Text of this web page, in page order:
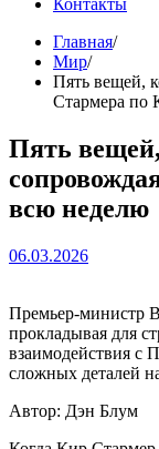
Контакты
Главная
Мир
Пять вещей,
Стармера по
Пять
всю неделю
06.03.2026
Премьер-министр
прокладывая для
взаимодействия с
сложных деталей
Автор: Дэн Блум